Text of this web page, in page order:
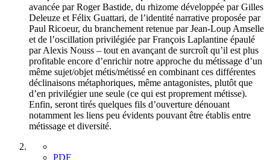
avancée par Roger Bastide, du rhizome développée par Gilles
Deleuze et Félix Guattari, de l’identité narrative proposée par
Paul Ricoeur, du branchement retenue par Jean-Loup Amselle
et de l’oscillation privilégiée par François Laplantine épaulé
par Alexis Nouss – tout en avançant de surcroît qu’il est plus
profitable encore d’enrichir notre approche du métissage d’un
même sujet/objet métis/métissé en combinant ces différentes
déclinaisons métaphoriques, même antagonistes, plutôt que
d’en privilégier une seule (ce qui est proprement métisse).
Enfin, seront tirés quelques fils d’ouverture dénouant
notamment les liens peu évidents pouvant être établis entre
métissage et diversité.
PDF